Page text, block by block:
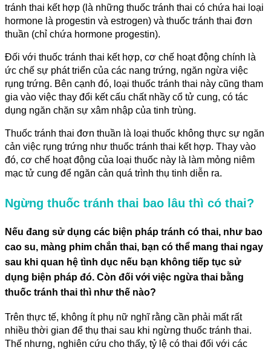
tránh thai kết hợp (là những thuốc tránh thai có chứa hai loại
hormone là progestin và estrogen) và thuốc tránh thai đơn
thuần (chỉ chứa hormone progestin).
Đối với thuốc tránh thai kết hợp, cơ chế hoạt động chính là
ức chế sự phát triển của các nang trứng, ngăn ngừa việc
rụng trứng. Bên cạnh đó, loại thuốc tránh thai này cũng tham
gia vào việc thay đổi kết cấu chất nhầy cổ tử cung, có tác
dụng ngăn chặn sự xâm nhập của tinh trùng.
Thuốc tránh thai đơn thuần là loại thuốc không thực sự ngăn
cản việc rụng trứng như thuốc tránh thai kết hợp. Thay vào
đó, cơ chế hoạt động của loại thuốc này là làm mỏng niêm
mạc tử cung để ngăn cản quá trình thụ tinh diễn ra.
Ngừng thuốc tránh thai bao lâu thì có thai?
Nếu đang sử dụng các biện pháp tránh có thai, như bao
cao su, màng phim chắn thai, bạn có thể mang thai ngay
sau khi quan hệ tình dục nếu bạn không tiếp tục sử
dụng biện pháp đó. Còn đối với việc ngừa thai bằng
thuốc tránh thai thì như thế nào?
Trên thực tế, không ít phụ nữ nghĩ rằng cần phải mất rất
nhiều thời gian để thụ thai sau khi ngừng thuốc tránh thai.
Thế nhưng, nghiên cứu cho thấy, tỷ lệ có thai đối với các